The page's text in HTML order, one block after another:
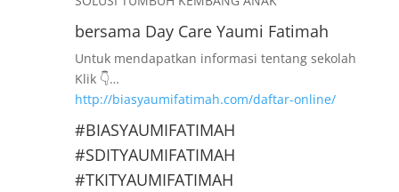
bersama Day Care Yaumi Fatimah
Untuk mendapatkan informasi tentang sekolah
Klik 👇…
http://biasyaumifatimah.com/daftar-online/
#BIASYAUMIFATIMAH
#SDITYAUMIFATIMAH
#TKITYAUMIFATIMAH